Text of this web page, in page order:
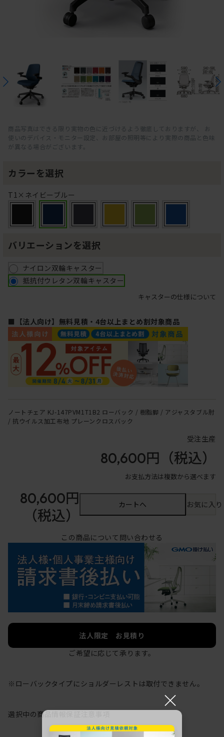
商品写真はできる限り実物の色に近づけるよう徹底しておりますが、 お
使いのデバイス・モニター設定、お部屋の照明等により実際の商品と色味
が異なる場合がございます。
カラーを選択
T1×ネイビーブルー
バリエーションを選択
ナイロン双輪キャスター
抵抗付ウレタン双輪キャスター
キャスターの仕様について
■【法人向け】無料見積・4台以上まとめ割対象商品
ノートチェア KJ-147PVM1T1B2 ローバック / 樹脂脚 / アジャスタブル肘
/ 抗ウイルス加工布地 プレーンクロスバック
受注生産
80,600円 （税込）
お支払方法は複数から選べます
80,600円
（税込）
カートへ お気に入
この商品について問い合わせる
法人限定 お見積り
ご希望に応じて承ります。
※ローバックタイプにショルダーレストは取付できません。
選択中の商品情報
×